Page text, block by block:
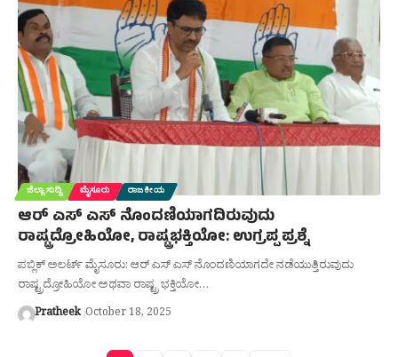
ಜಿಲ್ಲಾ ಸುದ್ದಿ ಮೈಸೂರು ರಾಜಕೀಯ
ಆರ್‌ ಎಸ್‌ ಎಸ್‌ ನೊಂದಣಿಯಾಗದಿರುವುದು
ರಾಷ್ಟ್ರದ್ರೋಹಿಯೋ, ರಾಷ್ಟ್ರಭಕ್ತಿಯೋ: ಉಗ್ರಪ್ಪ ಪ್ರಶ್ನೆ
ಪಬ್ಲಿಕ್ ಅಲರ್ಟ್ ಮೈಸೂರು: ಆರ್ ಎಸ್ ಎಸ್ ನೊಂದಣಿಯಾಗದೇ ನಡೆಯುತ್ತಿರುವುದು
ರಾಷ್ಟ್ರದ್ರೋಹಿಯೋ ಅಥವಾ ರಾಷ್ಟ್ರ ಭಕ್ತಿಯೋ…
Pratheek October 18, 2025